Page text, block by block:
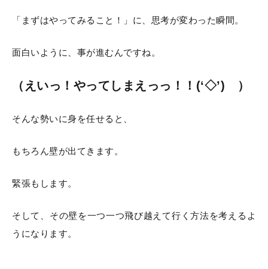
「まずはやってみること！」に、思考が変わった瞬間。
面白いように、事が進むんですね。
（えいっ！やってしまえっっ！！(‘◇’)ゞ）
そんな勢いに身を任せると、
もちろん壁が出てきます。
緊張もします。
そして、その壁を一つ一つ飛び越えて行く方法を考えるよ
うになります。